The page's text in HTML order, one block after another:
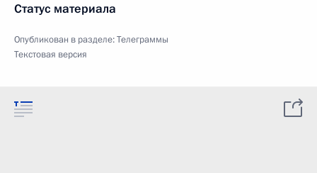
Статус материала
Опубликован в разделе:Телеграммы
Текстовая версия